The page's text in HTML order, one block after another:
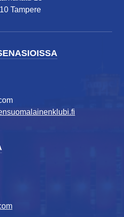
Tampere